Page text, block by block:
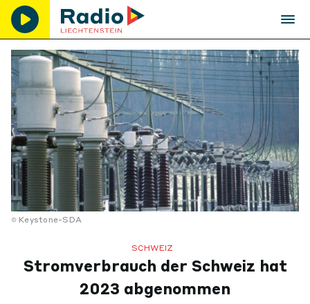
Keystone-SDA
SCHWEIZ
Stromverbrauch der Schweiz hat
2023 abgenommen